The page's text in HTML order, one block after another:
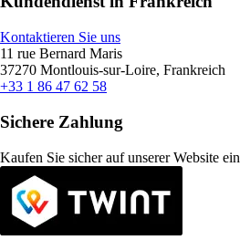
Kontaktieren Sie uns
11 rue Bernard Maris
37270 Montlouis-sur-Loire, Frankreich
+33 1 86 47 62 58
Sichere Zahlung
Kaufen Sie sicher auf unserer Website ein